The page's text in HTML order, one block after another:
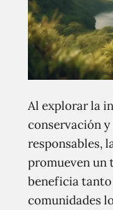
Al explorar la
conservación
responsables,
promueven un
beneficia tanto
comunidades